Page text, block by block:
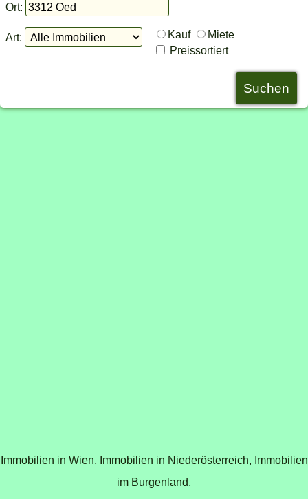
Ort:
Art: Kauf
Miete
Preissortiert
Immobilien in Wien, Immobilien in Niederösterreich, Immobilien
im Burgenland,